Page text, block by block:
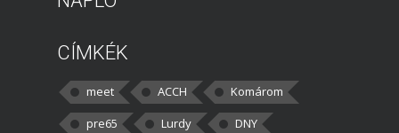
CÍMKÉK
meet ACCH
Komárom
pre65
Lurdy
DNY